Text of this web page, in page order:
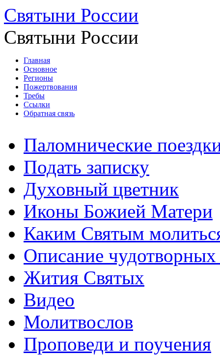
Святыни России
Святыни России
Главная
Основное
Регионы
Пожертвования
Требы
Ссылки
Обратная связь
Паломнические
Подать записку
Духовный цветник
Иконы Божией Матери
Каким Святым
Описание
Жития Святых
Видео
Молитвослов
Проповеди и поучения